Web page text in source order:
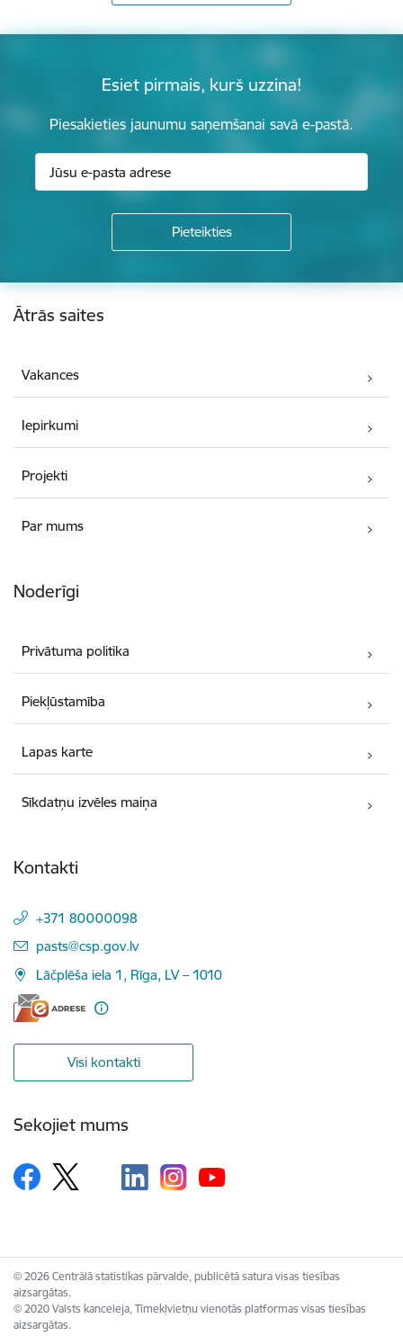
Esiet pirmais, kurš uzzina!
Piesakieties jaunumu saņemšanai savā e-pastā.
Kājene
Ātrās saites
Vakances
Iepirkumi
Projekti
Par mums
Noderīgi
Privātuma politika
Piekļūstamība
Lapas karte
Sīkdatņu izvēles maiņa
Kontakti
+371 80000098
E-pasts:
pasts@csp.gov.lv
Lāčplēša iela 1, Rīga, LV – 1010
Visi kontakti
Sekojiet mums
© 2026 Centrālā statistikas pārvalde, publicētā satura visas tiesības
aizsargātas.
© 2020 Valsts kanceleja, Tīmekļvietņu vienotās platformas visas tiesības
aizsargātas.